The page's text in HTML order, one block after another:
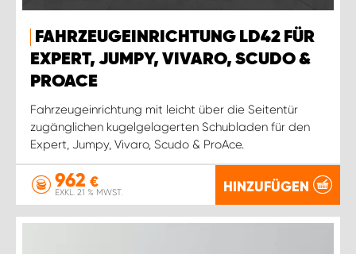
FAHRZEUGEINRICHTUNG LD42 FÜR
EXPERT, JUMPY, VIVARO, SCUDO &
PROACE
Fahrzeugeinrichtung mit leicht über die Seitentür
zugänglichen kugelgelagerten Schubladen für den
Expert, Jumpy, Vivaro, Scudo & ProAce.
962 €
EXKL. 21 % MWST. HINZUFÜGEN